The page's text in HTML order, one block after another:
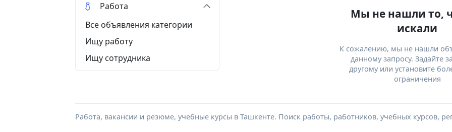
Мы не нашли то,
искали
К сожалению, мы не нашли
данному запросу. Задайте
другому или установите
ограничения
Работа
Все объявления категории
Ищу работу
Ищу сотрудника
Работа, вакансии и резюме, учебные курсы в Ташкенте. Поиск работы, работников, учебных курсов,